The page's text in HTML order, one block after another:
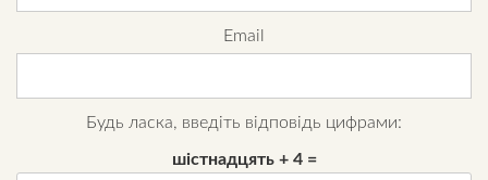
Email
Будь ласка, введіть відповідь цифрами:
шістнадцять + 4 =